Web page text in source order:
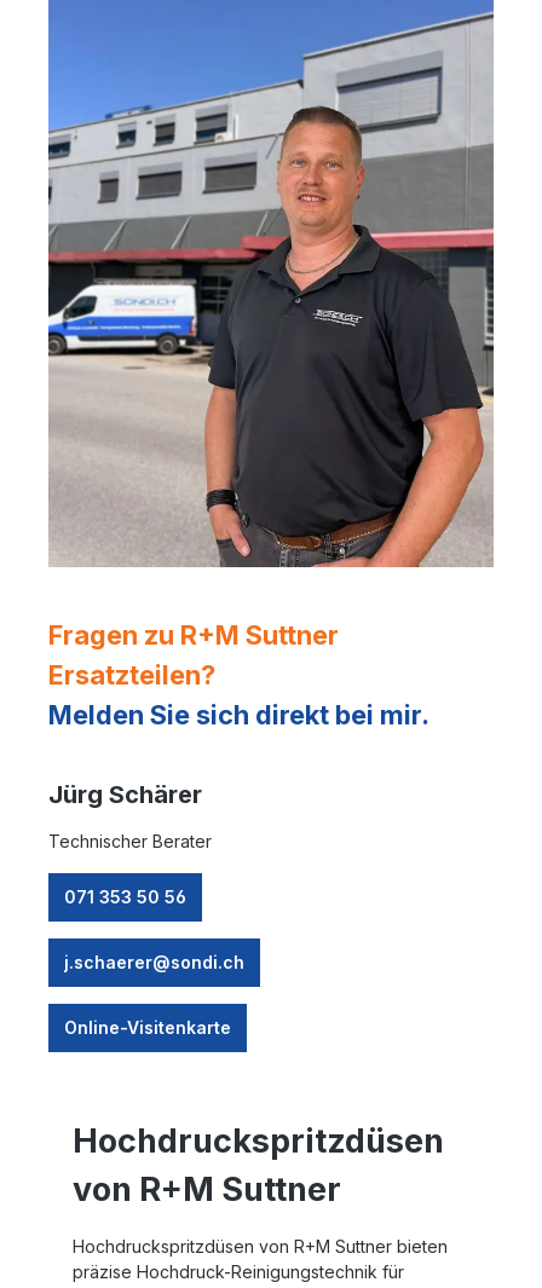
Fragen zu R+M Suttner
Ersatzteilen?
Melden Sie sich direkt bei mir.
Jürg Schärer
Technischer Berater
071 353 50 56
j.schaerer@sondi.ch
Online-Visitenkarte
Hochdruckspritzdüsen
von R+M Suttner
Hochdruckspritzdüsen von R+M Suttner bieten
präzise Hochdruck-Reinigungstechnik für